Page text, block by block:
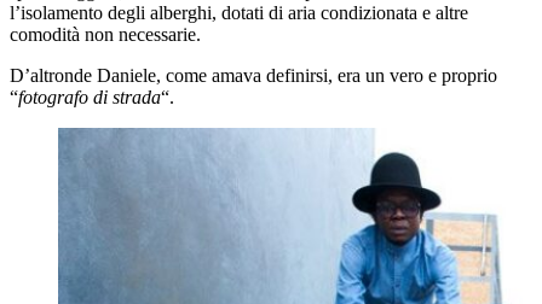
l’isolamento degli alberghi, dotati di aria condizionata e altre
comodità non necessarie.
D’altronde Daniele, come amava definirsi, era un vero e proprio
“fotografo di strada“.